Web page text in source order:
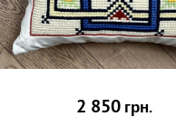
2 850 грн.